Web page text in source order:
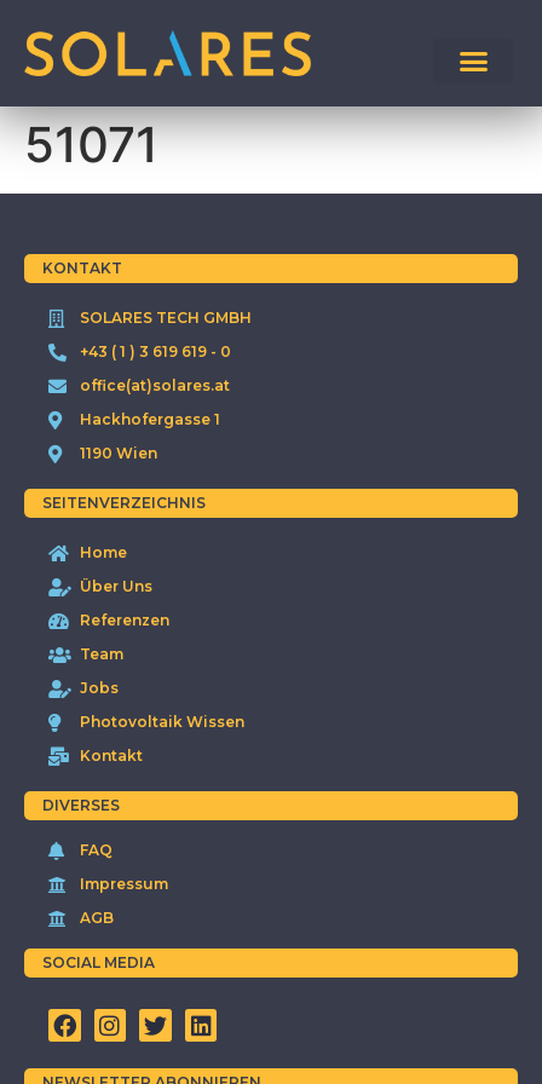
51071
KONTAKT
SOLARES TECH GMBH
+43 ( 1 ) 3 619 619 - 0
office(at)solares.at
Hackhofergasse 1
1190 Wien
SEITENVERZEICHNIS
Home
Über Uns
Referenzen
Team
Jobs
Photovoltaik Wissen
Kontakt
DIVERSES
FAQ
Impressum
AGB
SOCIAL MEDIA